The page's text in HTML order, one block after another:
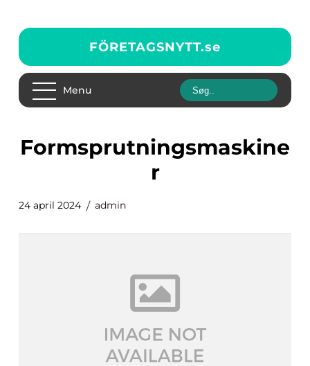
FÖRETAGSNYTT.se
Menu
formsprutningsmaskine
r
24 april 2024 admin